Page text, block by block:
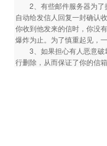
2、有些邮件服务器为了提
自动给发信人回复一封确认
你收到他发来的信时，你没
爆炸为止。为了慎重起见，
3、如果担心有人恶意破坏
行删除，从而保证了你的信